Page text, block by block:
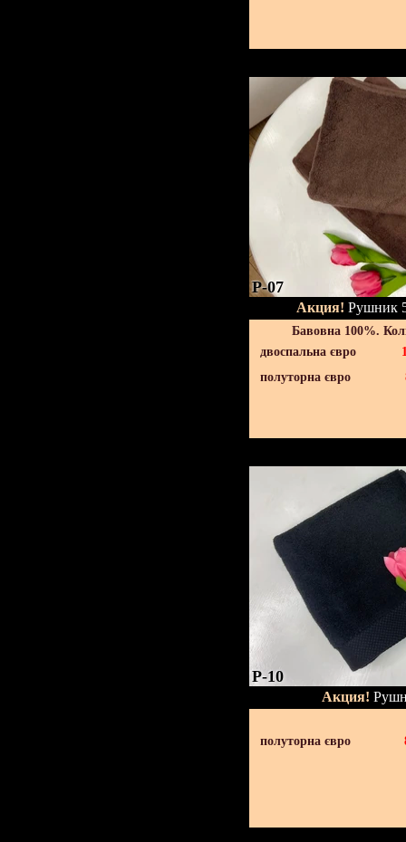
P-07
Акция! Рушник
Бавовна 100%.
двоспальна євро
полуторна євро
P-10
Акция!
полуторна євро